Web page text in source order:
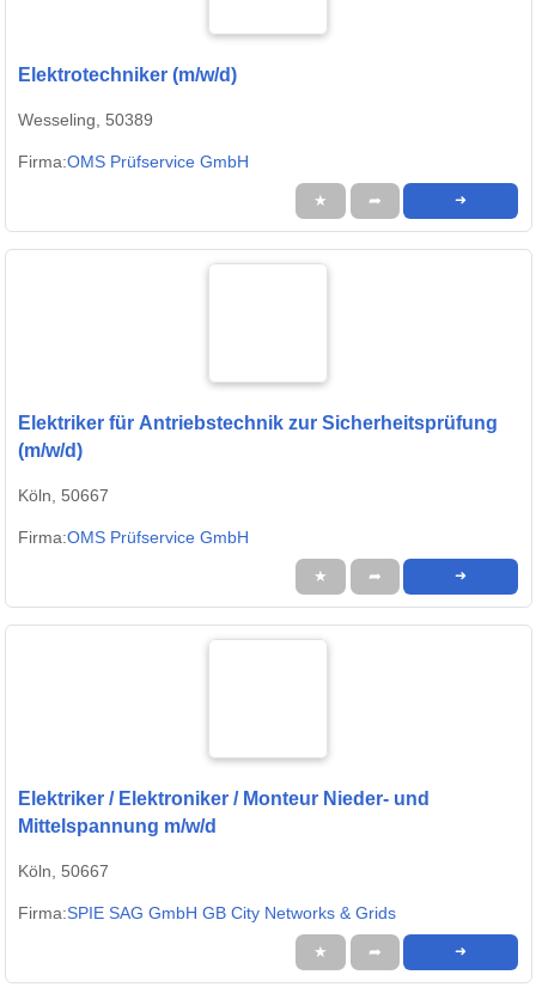
Elektrotechniker (m/w/d)
Wesseling, 50389
Firma:OMS Prüfservice GmbH
★ ➦ ➜
Elektriker für Antriebstechnik zur Sicherheitsprüfung
(m/w/d)
Köln, 50667
Firma:OMS Prüfservice GmbH
★ ➦ ➜
Elektriker / Elektroniker / Monteur Nieder- und
Mittelspannung m/w/d
Köln, 50667
Firma:SPIE SAG GmbH GB City Networks & Grids
★ ➦ ➜